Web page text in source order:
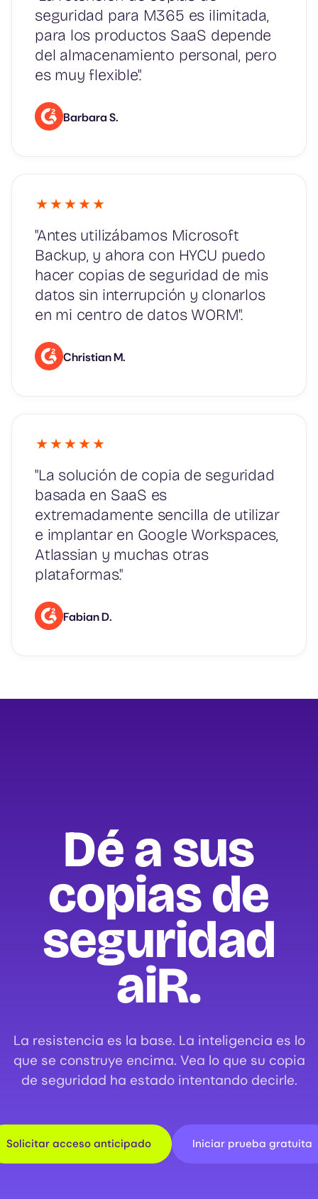
seguridad para M365 es ilimitada,
para los productos SaaS depende
del almacenamiento personal, pero
es muy flexible".
Barbara S.
"Antes utilizábamos Microsoft
Backup, y ahora con HYCU puedo
hacer copias de seguridad de mis
datos sin interrupción y clonarlos
en mi centro de datos WORM".
Christian M.
"La solución de copia de seguridad
basada en SaaS es
extremadamente sencilla de utilizar
e implantar en Google Workspaces,
Atlassian y muchas otras
plataformas."
Fabian D.
Dé a sus
copias de
seguridad
aiR.
La resistencia es la base. La inteligencia es lo
que se construye encima. Vea lo que su copia
de seguridad ha estado intentando decirle.
Solicitar acceso anticipado Iniciar prueba gratuita